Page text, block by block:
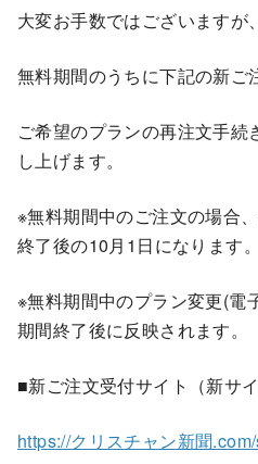
大変お手数ではございますが
無料期間のうちに下記の新ご
ご希望のプランの再注文手続
し上げます。
※無料期間中のご注文の場合
終了後の10月1日になります。
※無料期間中のプラン変更(
期間終了後に反映されます。
■新ご注文受付サイト（新サ
https://クリスチャン新聞